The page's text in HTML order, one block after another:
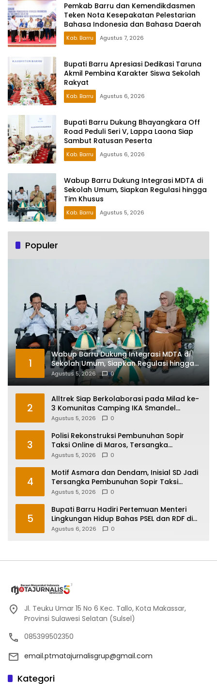
Pemkab Barru dan Kemendikdasmen
Teken Nota Kesepakatan Pelestarian
Bahasa Indonesia dan Bahasa Daerah
Kab. Barru Agustus 7, 2026
Bupati Barru Apresiasi Dedikasi Taruna
Akmil Pembina Karakter Siswa Sekolah
Rakyat
Kab. Barru Agustus 6, 2026
Bupati Barru Dukung Bhayangkara Off
Road Peduli Seri V, Lappa Laona Siap
Sambut Ratusan Peserta
Kab. Barru Agustus 6, 2026
Wabup Barru Dukung Integrasi MDTA di
Sekolah Umum, Siapkan Regulasi hingga
Tim Khusus
Kab. Barru Agustus 5, 2026
Populer
1
Wabup Barru Dukung Integrasi MDTA di
Sekolah Umum, Siapkan Regulasi hingga
Tim Khusus
Agustus 5, 2026 0
2
Alltrek Siap Berkolaborasi pada Milad ke-
3 Komunitas Camping IKA Smandel
Makassar di Malino
Agustus 5, 2026 0
3
Polisi Rekonstruksi Pembunuhan Sopir
Taksi Online di Maros, Tersangka
Peragakan 24 Adegan
Agustus 5, 2026 0
4
Motif Asmara dan Dendam, Inisial SD Jadi
Tersangka Pembunuhan Sopir Taksi
Online di Maros
Agustus 5, 2026 0
5
Bupati Barru Hadiri Pertemuan Menteri
Lingkungan Hidup Bahas PSEL dan RDF di
Sulsel
Agustus 6, 2026 0
Jl. Teuku Umar 15 No 6 Kec. Tallo, Kota Makassar,
Provinsi Sulawesi Selatan (Sulsel)
085399502350
email.ptmatajurnalisgrup@gmail.com
Kategori